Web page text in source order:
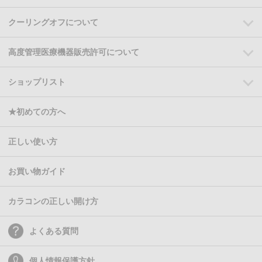
クーリングオフについて
高度管理医療機器販売許可について
ショップリスト
★初めての方へ
正しい使い方
お買い物ガイド
カラコンの正しい開け方
よくある質問